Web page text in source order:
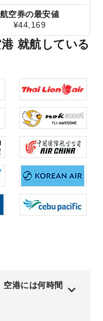
航空券の最安値
¥44,169
就航している
空港には何時間